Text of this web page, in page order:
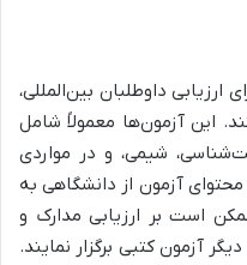
ارزیابی داوطلبان بین‌المللی،
این آزمون‌ها معمولاً شامل
شیمی، و در مواردی
آزمون از دانشگاهی به
است بر ارزیابی مدارک و
آزمون کتبی برگزار نمایند.